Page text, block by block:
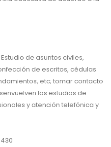
de asuntos civiles,
de escritos, cédulas
etc; tomar contacto
los estudios de
y atención telefónica y